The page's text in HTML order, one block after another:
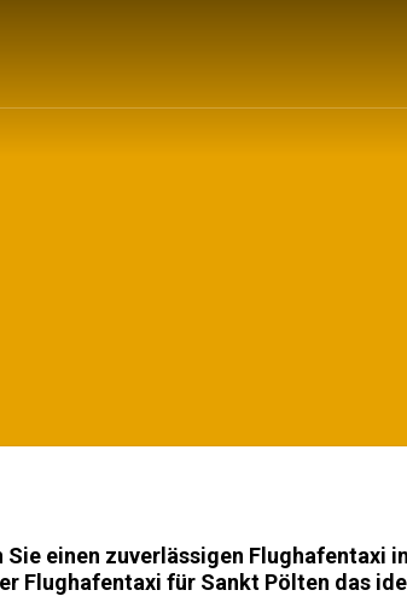
Sie einen zuverlässigen Flughafentaxi
Flughafentaxi für Sankt Pölten das